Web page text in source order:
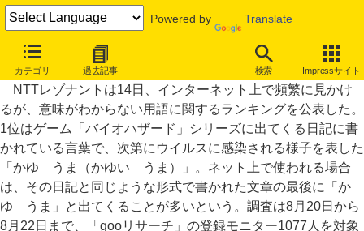
Powered by Translate
カテゴリ 過去記事 検索 Impressサイト
実は意味がわからないネット用語、1位は「かゆ うま」
NTTレゾナントは14日、インターネット上で頻繁に見かけ
るが、意味がわからない用語に関するランキングを公表した。
1位はゲーム「バイオハザード」シリーズに出てくる日記に書
かれている言葉で、次第にウイルスに感染される様子を表した
「かゆ うま（かゆい うま）」。ネット上で使われる場合
は、その日記と同じような形式で書かれた文章の最後に「か
ゆ うま」と出てくることが多いという。調査は8月20日から
8月22日まで、「gooリサーチ」の登録モニター1077人を対象